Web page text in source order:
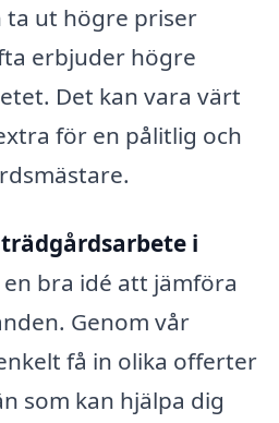
ta ut högre priser
erbjuder högre
Det kan vara värt
för en pålitlig och
trädgårdsarbete i
bra idé att jämföra
Genom vår
få in olika offerter
som kan hjälpa dig